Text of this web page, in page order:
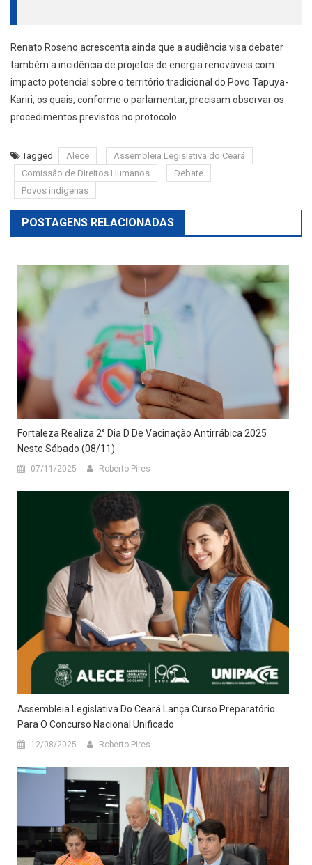
Renato Roseno acrescenta ainda que a audiência visa debater
também a incidência de projetos de energia renováveis com
impacto potencial sobre o território tradicional do Povo Tapuya-
Kariri, os quais, conforme o parlamentar, precisam observar os
procedimentos previstos no protocolo.
Tagged Alece
Assembleia Legislativa do Ceará
Comissão de Direitos Humanos
Debate
Povos indígenas
POSTAGENS RELACIONADAS
Fortaleza Realiza 2° Dia D De Vacinação Antirrábica 2025
Neste Sábado (08/11)
07/11/2025 Roberto Pires
Assembleia Legislativa Do Ceará Lança Curso Preparatório
Para O Concurso Nacional Unificado
12/08/2025 Roberto Pires